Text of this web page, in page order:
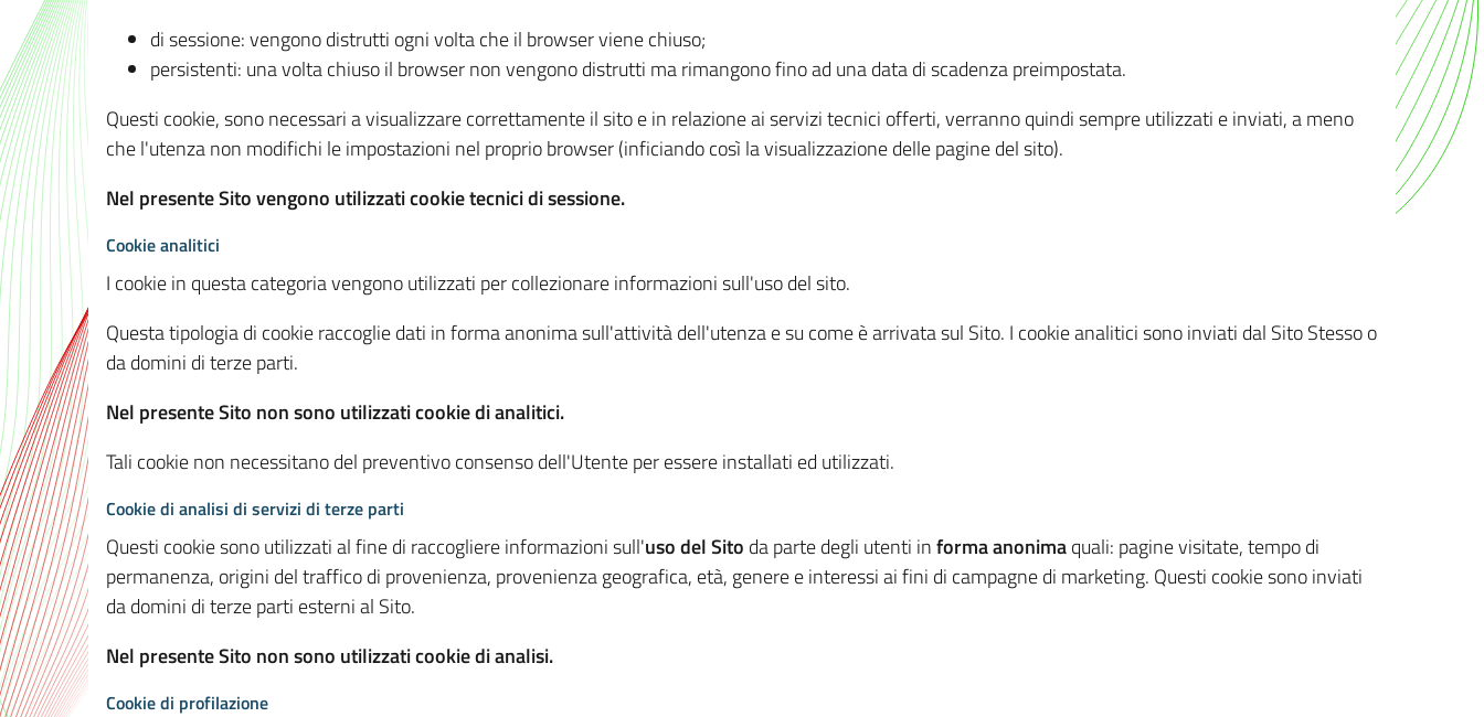
di sessione: vengono distrutti ogni volta che il browser viene chiuso;
persistenti: una volta chiuso il browser non vengono distrutti ma rimangono fino ad una data di scadenza preimpostata.
Questi cookie, sono necessari a visualizzare correttamente il sito e in relazione ai servizi tecnici offerti, verranno quindi sempre utilizzati e inviati, a meno
che l'utenza non modifichi le impostazioni nel proprio browser (inficiando così la visualizzazione delle pagine del sito).
Nel presente Sito vengono utilizzati cookie tecnici di sessione.
Cookie analitici
I cookie in questa categoria vengono utilizzati per collezionare informazioni sull'uso del sito.
Questa tipologia di cookie raccoglie dati in forma anonima sull'attività dell'utenza e su come è arrivata sul Sito. I cookie analitici sono inviati dal Sito Stesso o
da domini di terze parti.
Nel presente Sito non sono utilizzati cookie di analitici.
Tali cookie non necessitano del preventivo consenso dell'Utente per essere installati ed utilizzati.
Cookie di analisi di servizi di terze parti
Questi cookie sono utilizzati al fine di raccogliere informazioni sull'uso del Sito da parte degli utenti informa anonimaquali: pagine visitate, tempo di
permanenza, origini del traffico di provenienza, provenienza geografica, età, genere e interessi ai fini di campagne di marketing. Questi cookie sono inviati
da domini di terze parti esterni al Sito.
Nel presente Sito non sono utilizzati cookie di analisi.
Cookie di profilazione